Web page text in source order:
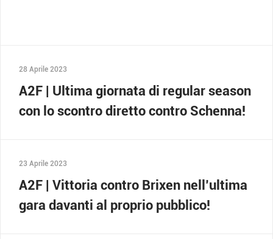
28 Aprile 2023
A2F | Ultima giornata di regular season
con lo scontro diretto contro Schenna!
23 Aprile 2023
A2F | Vittoria contro Brixen nell’ultima
gara davanti al proprio pubblico!